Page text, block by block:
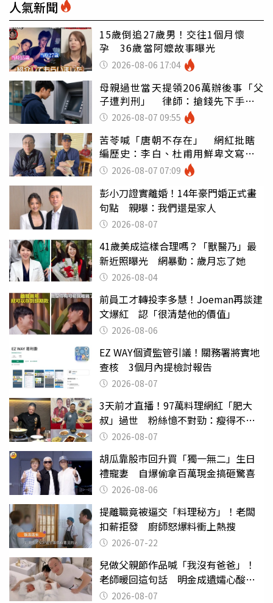
人氣新聞
15歲倒追27歲男！交往1個月懷
孕 36歲當阿嬤故事曝光
2026-08-06 17:04
母親過世當天提領206萬辦後事「父
子遭判刑」 律師：搶錢先下手是
罪 2026-08-07 09:55
苦苓喊「唐朝不存在」 網紅批瞎
編歷史：李白、杜甫用鮮卑文寫
詩？2026-08-07 07:09
彭小刀證實離婚！14年豪門婚正式畫
句點 親曝：我們還是家人
2026-08-07
41歲美成這樣合理嗎？「獸醫乃」最
新近照曝光 網暴動：歲月忘了她
2026-08-04
前員工才轉投李多慧！Joeman再談建
文爆紅 認「很清楚他的價值」
2026-08-06
EZ WAY個資監管引議！關務署將實地
查核 3個月內提檢討報告
2026-08-07
3天前才直播！97萬料理網紅「肥大
叔」過世 粉絲憶不對勁：瘦得不合
理 2026-08-07
胡瓜靠股市回升買「獨一無二」生日
禮寵妻 自爆偷拿百萬現金搞砸驚喜
2026-08-06
提離職竟被逼交「料理秘方」！老闆
扣薪拒發 廚師怒爆料衝上熱搜
2026-07-22
兒做父親節作品喊「我沒有爸爸」！
老師暖回這句話 明金成遺孀心酸惹
淚 2026-08-07